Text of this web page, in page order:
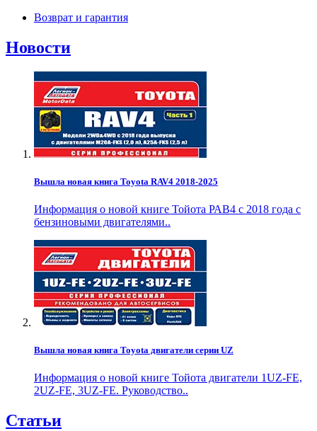
Возврат и гарантия
Новости
Вышла новая книга Toyota RAV4 2018-2025
Информация о новой книге Тойота РАВ4 с 2018 года с
бензиновыми двигателями..
Вышла новая книга Toyota двигатели серии UZ
Информация о новой книге Тойота двигатели 1UZ-FE,
2UZ-FE, 3UZ-FE. Руководство..
Статьи